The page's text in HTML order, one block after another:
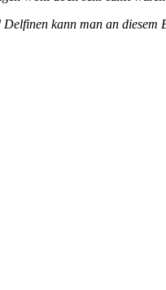
kann man an diesem